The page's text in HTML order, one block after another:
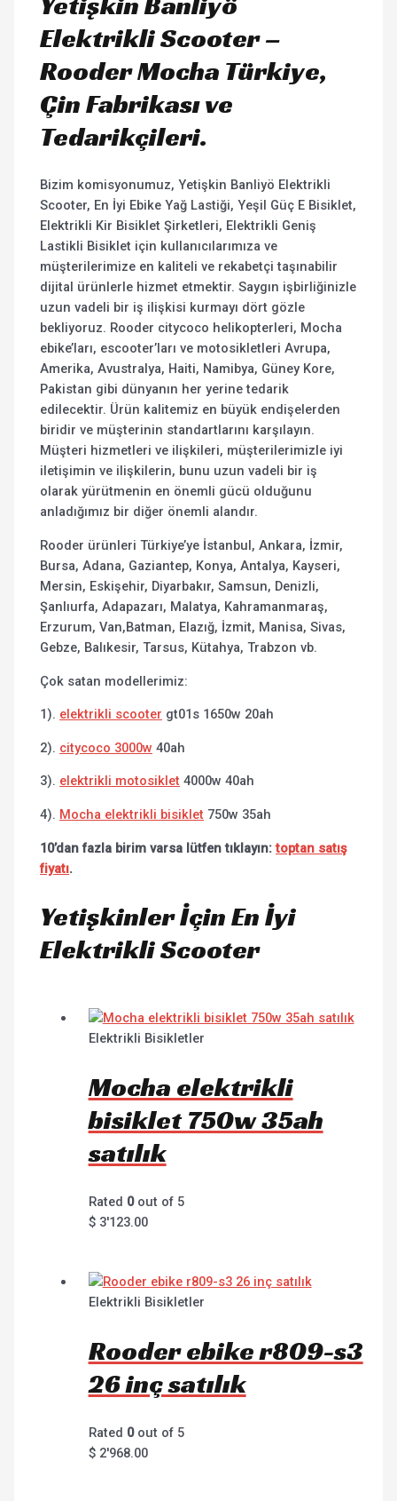
Elektrikli Scooter –
Rooder Mocha Türkiye,
Çin Fabrikası ve
Tedarikçileri.
Bizim komisyonumuz, Yetişkin Banliyö Elektrikli
Scooter, En İyi Ebike Yağ Lastiği, Yeşil Güç E Bisiklet,
Elektrikli Kir Bisiklet Şirketleri, Elektrikli Geniş
Lastikli Bisiklet için kullanıcılarımıza ve
müşterilerimize en kaliteli ve rekabetçi taşınabilir
dijital ürünlerle hizmet etmektir. Saygın işbirliğinizle
uzun vadeli bir iş ilişkisi kurmayı dört gözle
bekliyoruz. Rooder citycoco helikopterleri, Mocha
ebike’ları, escooter’ları ve motosikletleri Avrupa,
Amerika, Avustralya, Haiti, Namibya, Güney Kore,
Pakistan gibi dünyanın her yerine tedarik
edilecektir. Ürün kalitemiz en büyük endişelerden
biridir ve müşterinin standartlarını karşılayın.
Müşteri hizmetleri ve ilişkileri, müşterilerimizle iyi
iletişimin ve ilişkilerin, bunu uzun vadeli bir iş
olarak yürütmenin en önemli gücü olduğunu
anladığımız bir diğer önemli alandır.
Rooder ürünleri Türkiye’ye İstanbul, Ankara, İzmir,
Bursa, Adana, Gaziantep, Konya, Antalya, Kayseri,
Mersin, Eskişehir, Diyarbakır, Samsun, Denizli,
Şanlıurfa, Adapazarı, Malatya, Kahramanmaraş,
Erzurum, Van,Batman, Elazığ, İzmit, Manisa, Sivas,
Gebze, Balıkesir, Tarsus, Kütahya, Trabzon vb.
Çok satan modellerimiz:
1). elektrikli scooter gt01s 1650w 20ah
2). citycoco 3000w 40ah
3). elektrikli motosiklet 4000w 40ah
4). Mocha elektrikli bisiklet 750w 35ah
10’dan fazla birim varsa lütfen tıklayın:toptan satış
fiyatı.
Yetişkinler İçin En İyi
Elektrikli Scooter
Elektrikli Bisikletler
Mocha elektrikli
bisiklet 750w 35ah
satılık
Rated 0out of 5
$3'123.00
Elektrikli Bisikletler
Rooder ebike r809-s3
26 inç satılık
Rated 0out of 5
$2'968.00